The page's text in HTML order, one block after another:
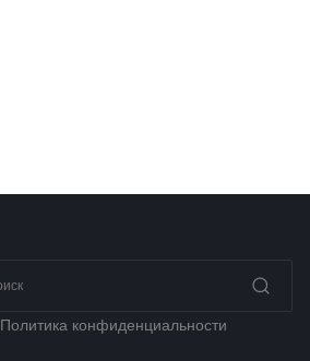
Политика конфиденциальности